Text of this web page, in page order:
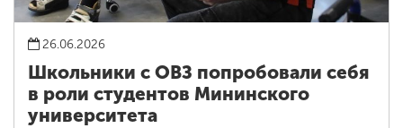
26.06.2026
Школьники с ОВЗ попробовали себя
в роли студентов Мининского
университета